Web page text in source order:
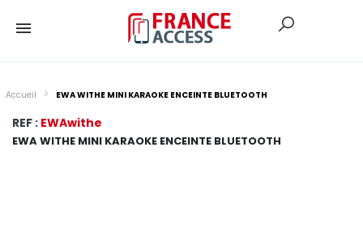
Accueil EWA WITHE MINI KARAOKE ENCEINTE BLUETOOTH
REF : EWAwithe
EWA WITHE MINI KARAOKE ENCEINTE BLUETOOTH